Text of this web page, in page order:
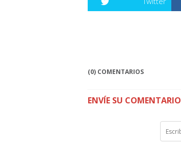
(0) COMENTARIOS
ENVÍE SU COMENTARIO